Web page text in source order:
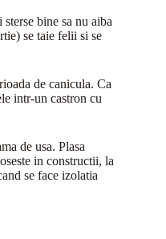
bine sa nu aiba
se taie felii si se
de canicula. Ca
intr-un castron cu
de usa. Plasa
in constructii, la
se face izolatia